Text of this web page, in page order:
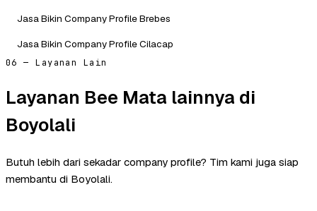
Jasa Bikin Company Profile Brebes
Jasa Bikin Company Profile Cilacap
06 — Layanan Lain
Layanan Bee Mata lainnya di
Boyolali
Butuh lebih dari sekadar company profile? Tim kami juga siap
membantu di Boyolali.